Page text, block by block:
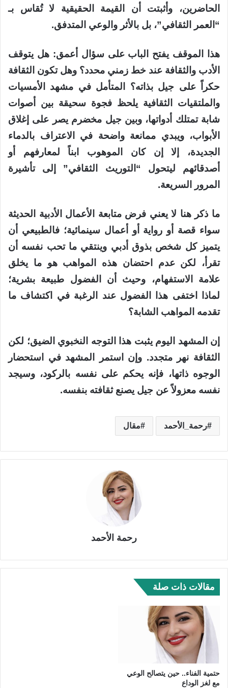
الحاضرين، وأثبتت أن القيمة الحقيقية لا تُقاس بـ
“العمر الثقافي”، بل بالأثر والوعي المتدفق.
هذا الموقف يفتح الباب على سؤال أعمق: هل يتوقف
الأدب والثقافة عند خط زمني محدد؟ وهل تكون الثقافة
حكراً على جيل بذاته؟ المتأمل في مشهد الأمسيات
والملتقيات الثقافية يلحظ فجوة سحيقة بين أصوات
شابة تمتلك أدواتها، وبين جيل مخضرم يصر على إغلاق
الأبواب، ويبدي ممانعة واضحة في الاعتراف بالدماء
الجديدة، إلا إن كان الموهوب ابناً لمعارفهم أو
أصدقائهم ليتحول “التوريث الثقافي” إلى تأشيرة
المرور السريعة.
ما ذكر هنا لا يعني فرض متابعة الأعمال الأدبية الحديثة
سواء قصة أو رواية أو أعمال سينمائية؛ فالطبيعي أن
يتميز كل شخص بذوق أدبي وينتقي ما تحب نفسه أن
تقرأ، لكن عدم احتضان هذه المواهب هو ما يخلق
علامة الاستفهام، وحيث أن الفضول طبيعة بشرية؛
لماذا اختفى هذا الفضول عند الرغبة في اكتشاف ما
تقدمه المواهب الشابة؟
إن المشهد اليوم يثبت هذا التوجه النخبوي الضيق؛ لكن
الثقافة نهر متجدد. وإن استمر المشهد في استحضار
الوجوه ذاتها، فإنه يحكم على نفسه بالركود، وسيجد
نفسه معزولاً عن جيل يصنع ثقافته بنفسه.
رحمة_الأحمد مقال
رحمة الأحمد
مقالات ذات صلة
حتمية الفناء.. حين يتصالح الوعي
مع لغز الوداع